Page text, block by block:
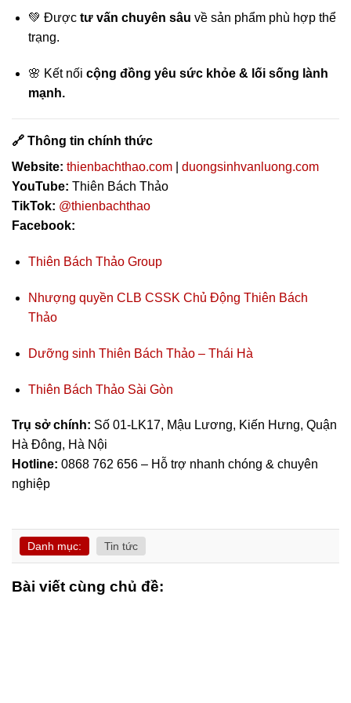
💚 Được tư vấn chuyên sâu về sản phẩm phù hợp thể
trạng.
🌸 Kết nối cộng đồng yêu sức khỏe & lối sống lành
mạnh.
🔗 Thông tin chính thức
Website: thienbachthao.com
duongsinhvanluong.com
YouTube: Thiên Bách Thảo
TikTok: @thienbachthao
Facebook:
Thiên Bách Thảo Group
Nhượng quyền CLB CSSK Chủ Động Thiên Bách
Thảo
Dưỡng sinh Thiên Bách Thảo – Thái Hà
Thiên Bách Thảo Sài Gòn
Trụ sở chính: Số 01-LK17, Mậu Lương, Kiến Hưng, Quận
Hà Đông, Hà Nội
Hotline: 0868 762 656 – Hỗ trợ nhanh chóng & chuyên
nghiệp
Danh mục: Tin tức
Bài viết cùng chủ đề: